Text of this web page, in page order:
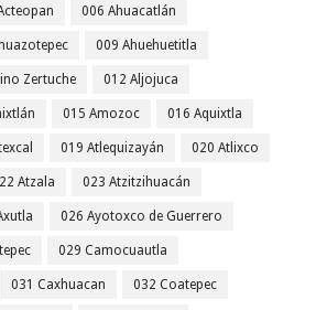
006 Ahuacatlán
009 Ahuehuetitla
Zertuche 012 Aljojuca
015 Amozoc 016 Aquixtla
019 Atlequizayán 020 Atlixco
Atzala 023 Atzitzihuacán
026 Ayotoxco de Guerrero
029 Camocuautla
031 Caxhuacan 032 Coatepec